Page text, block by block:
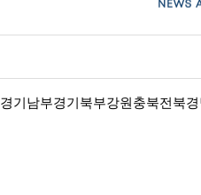
경기남부경기북부강원 충북전북